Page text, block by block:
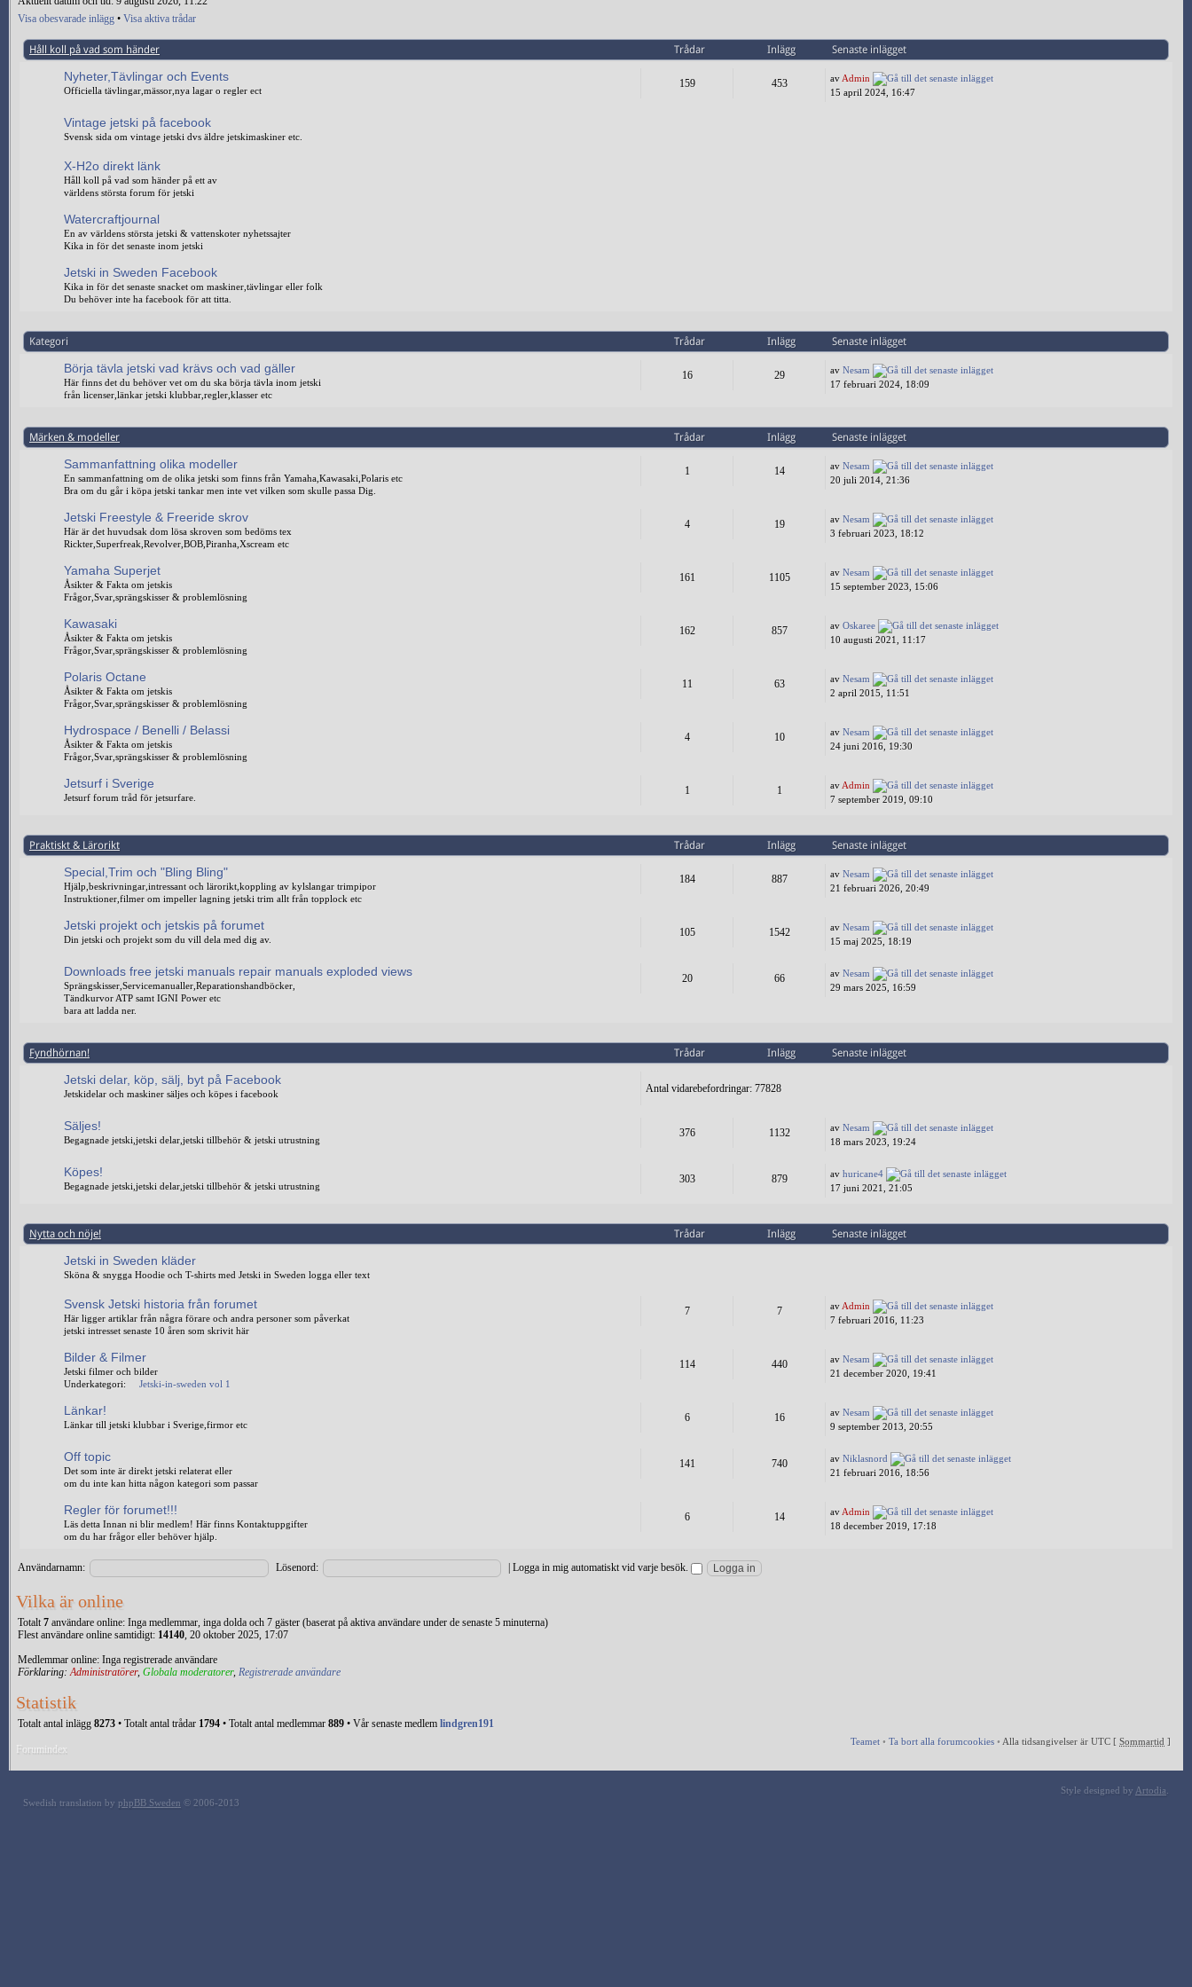
Visa obesvarade inlägg • Visa aktiva trådar
Håll koll på vad som händer Trådar Inlägg Senaste inlägget
Nyheter,Tävlingar och Events
Officiella tävlingar,mässor,nya lagar o regler ect
159 453 av Admin
15 april 2024, 16:47
Vintage jetski på facebook
Svensk sida om vintage jetski dvs äldre jetskimaskiner etc.
X-H2o direkt länk
Håll koll på vad som händer på ett av
världens största forum för jetski
Watercraftjournal
En av världens största jetski & vattenskoter nyhetssajter
Kika in för det senaste inom jetski
Jetski in Sweden Facebook
Kika in för det senaste snacket om maskiner,tävlingar eller folk
Du behöver inte ha facebook för att titta.
Kategori Trådar Inlägg Senaste inlägget
Börja tävla jetski vad krävs och vad gäller
Här finns det du behöver vet om du ska börja tävla inom jetski
från licenser,länkar jetski klubbar,regler,klasser etc
16 29 avNesam
17 februari 2024, 18:09
Märken & modeller Trådar Inlägg Senaste inlägget
Sammanfattning olika modeller
En sammanfattning om de olika jetski som finns från Yamaha,Kawasaki,Polaris etc
Bra om du går i köpa jetski tankar men inte vet vilken som skulle passa Dig.
1 14 avNesam
20 juli 2014, 21:36
Jetski Freestyle & Freeride skrov
Här är det huvudsak dom lösa skroven som bedöms tex
Rickter,Superfreak,Revolver,BOB,Piranha,Xscream etc
4 19 avNesam
3 februari 2023, 18:12
Yamaha Superjet
Åsikter & Fakta om jetskis
Frågor,Svar,sprängskisser & problemlösning
161 1105 avNesam
15 september 2023, 15:06
Kawasaki
Åsikter & Fakta om jetskis
Frågor,Svar,sprängskisser & problemlösning
162 857 avOskaree
10 augusti 2021, 11:17
Polaris Octane
Åsikter & Fakta om jetskis
Frågor,Svar,sprängskisser & problemlösning
11 63 avNesam
2 april 2015, 11:51
Hydrospace / Benelli / Belassi
Åsikter & Fakta om jetskis
Frågor,Svar,sprängskisser & problemlösning
4 10 avNesam
24 juni 2016, 19:30
Jetsurf i Sverige
Jetsurf forum tråd för jetsurfare.
1 1 av Admin
7 september 2019, 09:10
Praktiskt & Lärorikt Trådar Inlägg Senaste inlägget
Special,Trim och "Bling Bling"
Hjälp,beskrivningar,intressant och lärorikt,koppling av kylslangar trimpipor
Instruktioner,filmer om impeller lagning jetski trim allt från topplock etc
184 887 avNesam
21 februari 2026, 20:49
Jetski projekt och jetskis på forumet
Din jetski och projekt som du vill dela med dig av.
105 1542 avNesam
15 maj 2025, 18:19
Downloads free jetski manuals repair manuals exploded views
Sprängskisser,Servicemanualler,Reparationshandböcker,
Tändkurvor ATP samt IGNI Power etc
bara att ladda ner.
20 66 avNesam
29 mars 2025, 16:59
Fyndhörnan! Trådar Inlägg Senaste inlägget
Jetski delar, köp, sälj, byt på Facebook
Jetskidelar och maskiner säljes och köpes i facebook Antal vidarebefordringar: 77828
Säljes!
Begagnade jetski,jetski delar,jetski tillbehör & jetski utrustning
376 1132 avNesam
18 mars 2023, 19:24
Köpes!
Begagnade jetski,jetski delar,jetski tillbehör & jetski utrustning
303 879 avhuricane4
17 juni 2021, 21:05
Nytta och nöje! Trådar Inlägg Senaste inlägget
Jetski in Sweden kläder
Sköna & snygga Hoodie och T-shirts med Jetski in Sweden logga eller text
Svensk Jetski historia från forumet
Här ligger artiklar från några förare och andra personer som påverkat
jetski intresset senaste 10 åren som skrivit här
7 7 av Admin
7 februari 2016, 11:23
Bilder & Filmer
Jetski filmer och bilder
Underkategori:
Jetski-in-sweden vol 1
114 440 avNesam
21 december 2020, 19:41
Länkar!
Länkar till jetski klubbar i Sverige,firmor etc
6 16 avNesam
9 september 2013, 20:55
Off topic
Det som inte är direkt jetski relaterat eller
om du inte kan hitta någon kategori som passar
141 740 avNiklasnord
21 februari 2016, 18:56
Regler för forumet!!!
Läs detta Innan ni blir medlem! Här finns Kontaktuppgifter
om du har frågor eller behöver hjälp.
6 14 av Admin
18 december 2019, 17:18
Användarnamn: Lösenord: |Logga in mig automatiskt vid varje besök.
Vilka är online
Totalt7 användare online: Inga medlemmar, inga dolda och 7 gäster (baserat på aktiva användare under de senaste 5 minuterna)
Flest användare online samtidigt: 14140, 20 oktober 2025, 17:07
Medlemmar online: Inga registrerade användare
Förklaring:Administratörer, Globala moderatorer, Registrerade användare
Statistik
Totalt antal inlägg 8273 • Totalt antal trådar 1794 • Totalt antal medlemmar 889 • Vår senaste medlem lindgren191
Teamet • Ta bort alla forumcookies • Alla tidsangivelser är UTC [ Sommartid ]
Forumindex
Swedish translation by phpBB Sweden © 2006-2013
Style designed by Artodia